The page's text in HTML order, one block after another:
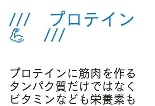
///　プロテイン
💪　///
プロテインに筋肉を作る
タンパク質だけではなく
ビタミンなども栄養素も